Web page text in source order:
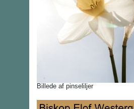
Billede af pinseliljer